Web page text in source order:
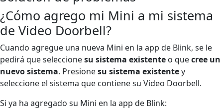
¿Cómo agrego mi Mini a mi sistema
de Video Doorbell?
Cuando agregue una nueva Mini en la app de Blink, se le
pedirá que seleccionesu sistema existente o quecree un
nuevo sistema. Presionesu sistema existentey
seleccione el sistema que contiene su Video Doorbell.
Si ya ha agregado su Mini en la app de Blink: